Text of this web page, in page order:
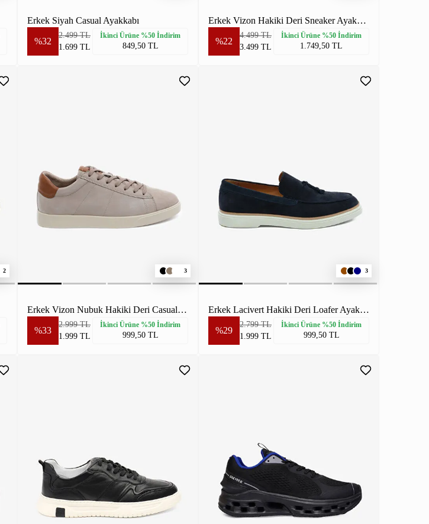
Erkek Siyah Casual Ayakkabı
%32
2.499 TL
1.699 TL
İkinci Ürüne %50 İndirim
849,50 TL
Erkek Vizon Hakiki Deri Sneaker Ayakkabı
%22
4.499 TL
3.499 TL
İkinci Ürüne %50 İndirim
1.749,50 TL
2 3
Erkek Vizon Nubuk Hakiki Deri Casual Ayakkabı
%33
2.999 TL
1.999 TL
İkinci Ürüne %50 İndirim
999,50 TL
3
Erkek Lacivert Hakiki Deri Loafer Ayakkabı
%29
2.799 TL
1.999 TL
İkinci Ürüne %50 İndirim
999,50 TL